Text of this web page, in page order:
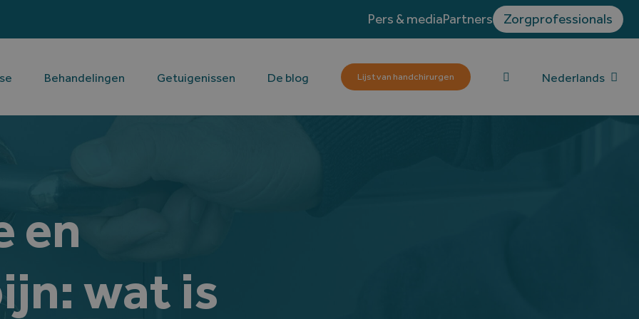
Pers & mediaPartners Zorgprofessionals
Behandelingen Getuigenissen De blog Lijst van handchirurgen Nederlands
en
wat is